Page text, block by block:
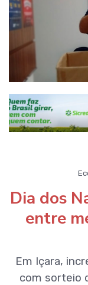
Dia dos
entre
Em Içara,
com sorteio